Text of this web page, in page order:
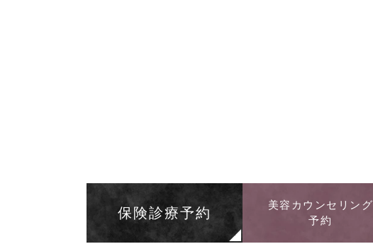
保険診療予約
美容カウンセリング
予約